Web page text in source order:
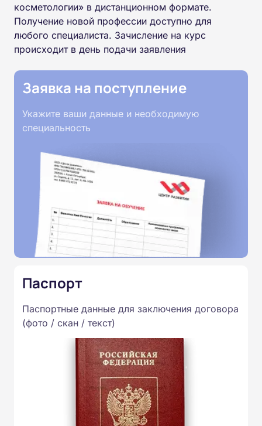
косметологии» в дистанционном формате.
Получение новой профессии доступно для
любого специалиста. Зачисление на курс
происходит в день подачи заявления
Заявка на поступление
Укажите ваши данные и необходимую
специальность
Паспорт
Паспортные данные для заключения договора
(фото / скан / текст)